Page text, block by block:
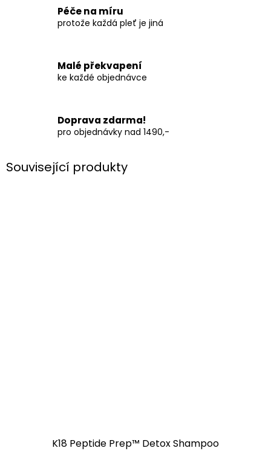
Péče na míru
protože každá pleť je jiná
Malé překvapení
ke každé objednávce
Doprava zdarma!
pro objednávky nad 1490,-
Související produkty
K18 Peptide Prep™ Detox Shampoo